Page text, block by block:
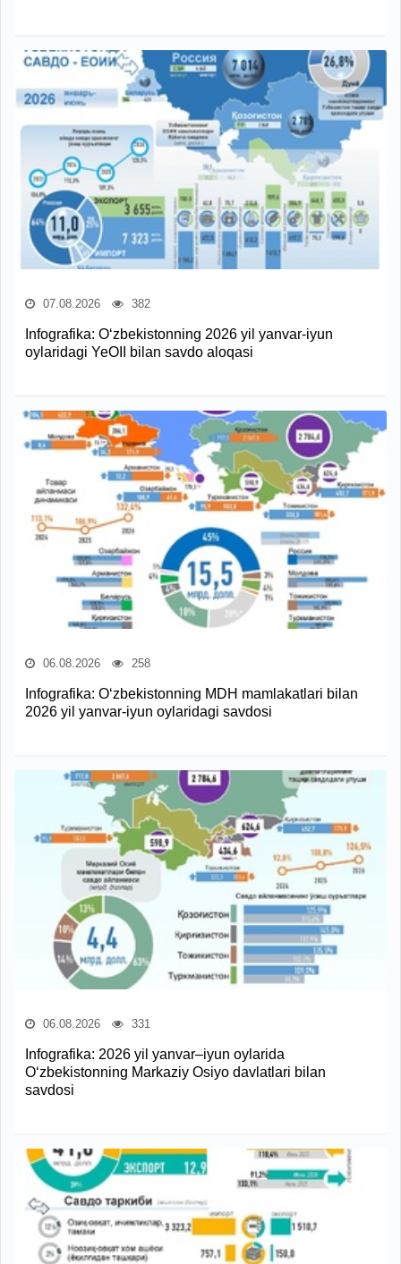
07.08.2026 382
Infografika: O‘zbekistonning 2026 yil yanvar-iyun
oylaridagi YeOII bilan savdo aloqasi
06.08.2026 258
Infografika: O‘zbekistonning MDH mamlakatlari bilan
2026 yil yanvar-iyun oylaridagi savdosi
06.08.2026 331
Infografika: 2026 yil yanvar–iyun oylarida
O‘zbekistonning Markaziy Osiyo davlatlari bilan
savdosi